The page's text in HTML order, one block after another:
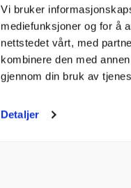
Vi bruker
mediefunksjoner og for å
nettstedet vårt, med
kombinere den med
gjennom din bruk av
Detaljer